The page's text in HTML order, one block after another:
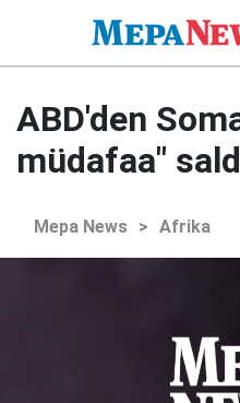
ABD'den
müdafaa"
Mepa News > Afrika